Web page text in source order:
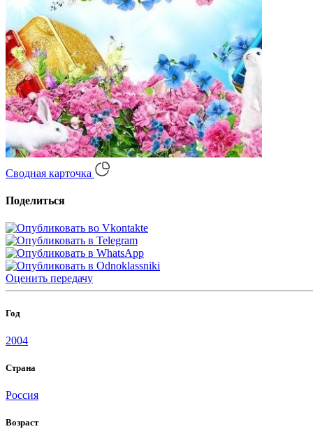
Сводная карточка
Поделиться
Оценить передачу
Год
2004
Страна
Россия
Возраст